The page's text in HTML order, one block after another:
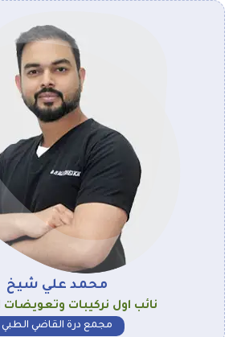
محمد علي شيخ
نائب اول نركيبات وتعويضات
مجمع درة القاضي الطبي